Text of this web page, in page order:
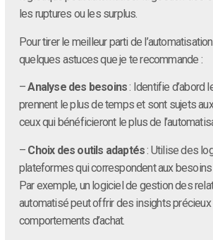
les ruptures ou les surplus.
Pour tirer le meilleur parti de
quelques astuces que je te recommande :
–Analyse des besoins: Identifie d’abord
prennent le plus de temps et sont sujets
ceux qui bénéficieront le plus de
– Choix des outils adaptés: Utilise des
plateformes qui correspondent aux
Par exemple, un logiciel de gestion des
automatisé peut offrir des insights précieux
comportements d’achat.